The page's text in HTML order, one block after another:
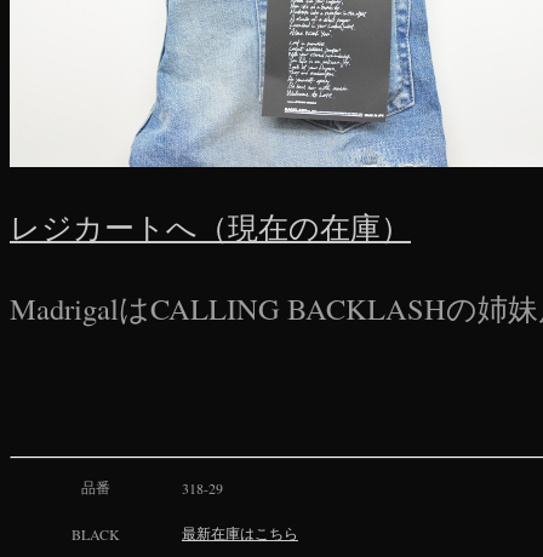
レジカートへ（現在の在庫）
MadrigalはCALLING BACKLASHの姉
品番 318-29
BLACK 最新在庫はこちら